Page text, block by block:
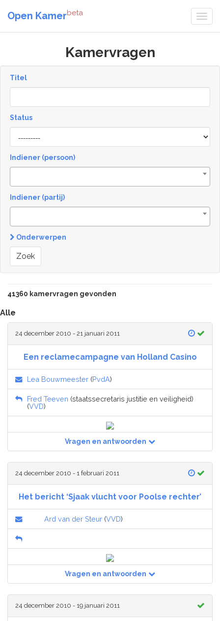
Open Kamerbeta
Kamervragen
Titel
Status
[invalid
name]
Indiener (persoon)
Indiener (partij)
Onderwerpen
Zoek
41360 kamervragen gevonden
Alle
24 december 2010 - 21 januari 2011
Een reclamecampagne van Holland Casino
Lea Bouwmeester (PvdA)
Fred Teeven (staatssecretaris justitie en veiligheid)
(VVD)
Vragen en antwoorden
24 december 2010 - 1 februari 2011
Het bericht ‘Sjaak vlucht voor Poolse rechter’
Ard van der Steur (VVD)
Vragen en antwoorden
24 december 2010 - 19 januari 2011